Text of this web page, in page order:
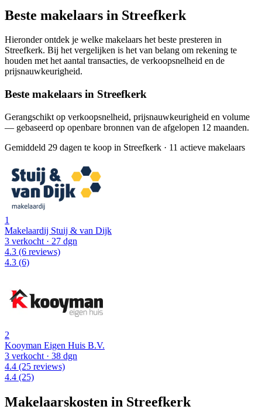
Beste makelaars in Streefkerk
Hieronder ontdek je welke makelaars het beste presteren in
Streefkerk. Bij het vergelijken is het van belang om rekening te
houden met het aantal transacties, de verkoopsnelheid en de
prijsnauwkeurigheid.
Beste makelaars in Streefkerk
Gerangschikt op verkoopsnelheid, prijsnauwkeurigheid en volume
— gebaseerd op openbare bronnen van de afgelopen 12 maanden.
Gemiddeld 29 dagen te koop in Streefkerk · 11 actieve makelaars
1
Makelaardij Stuij & van Dijk
3 verkocht · 27 dgn
4.3 (6 reviews)
4.3 (6)
2
Kooyman Eigen Huis B.V.
3 verkocht · 38 dgn
4.4 (25 reviews)
4.4 (25)
Makelaarskosten in Streefkerk